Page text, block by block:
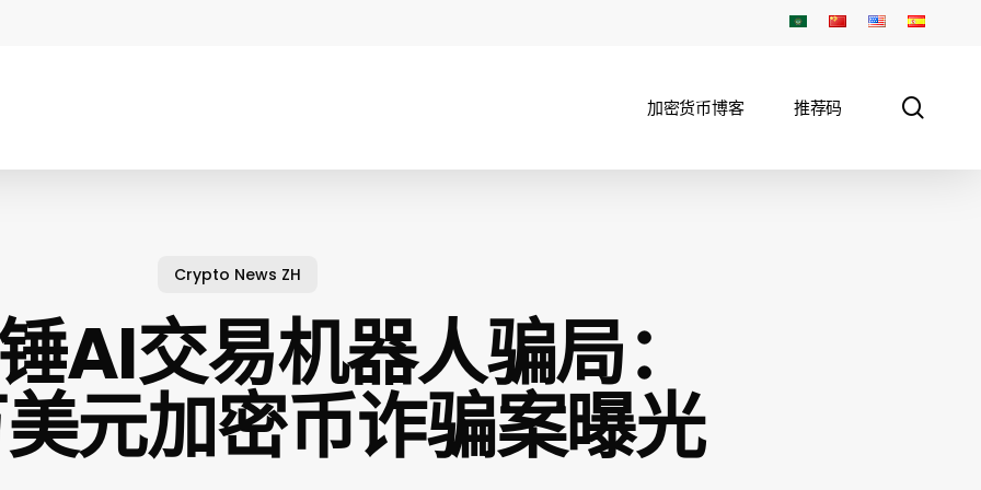
加密货币博客 推荐码
Crypto News ZH
AI交易机器人骗局：
元加密币诈骗案曝光